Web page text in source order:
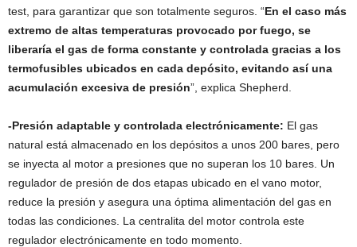
test, para garantizar que son totalmente seguros. “En el caso más
extremo de altas temperaturas provocado por fuego, se
liberaría el gas de forma constante y controlada gracias a los
termofusibles ubicados en cada depósito, evitando así una
acumulación excesiva de presión”, explica Shepherd.
-Presión adaptable y controlada electrónicamente: El gas
natural está almacenado en los depósitos a unos 200 bares, pero
se inyecta al motor a presiones que no superan los 10 bares. Un
regulador de presión de dos etapas ubicado en el vano motor,
reduce la presión y asegura una óptima alimentación del gas en
todas las condiciones. La centralita del motor controla este
regulador electrónicamente en todo momento.